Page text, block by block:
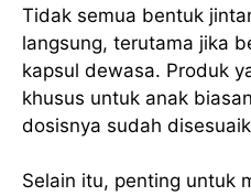
Tidak semua bentuk
langsung, terutama jika
kapsul dewasa. Produk
khusus untuk anak
dosisnya sudah
Selain itu, penting untuk